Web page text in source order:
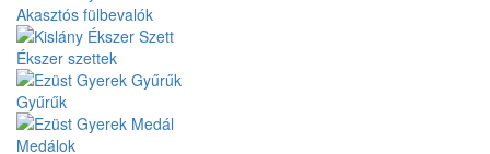
Akasztós fülbevalók
Ékszer szettek
Gyűrűk
Medálok